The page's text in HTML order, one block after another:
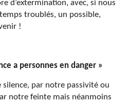
d’extermination, avec, si nous
troublés, un possible,
!
a personnes en danger »
silence, par notre passivité ou
notre feinte mais néanmoins